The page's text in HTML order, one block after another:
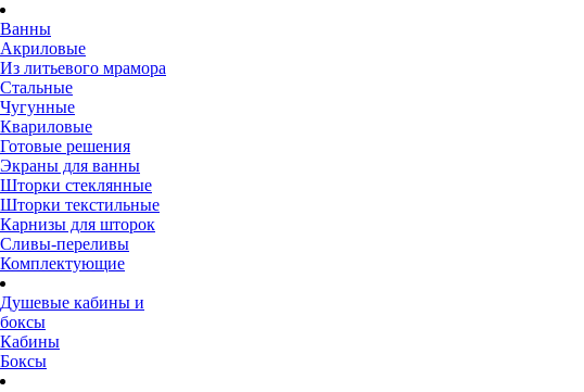
Ванны
Акриловые
Из литьевого мрамора
Стальные
Чугунные
Квариловые
Готовые решения
Экраны для ванны
Шторки стеклянные
Шторки текстильные
Карнизы для шторок
Сливы-переливы
Комплектующие
Душевые кабины и
боксы
Кабины
Боксы